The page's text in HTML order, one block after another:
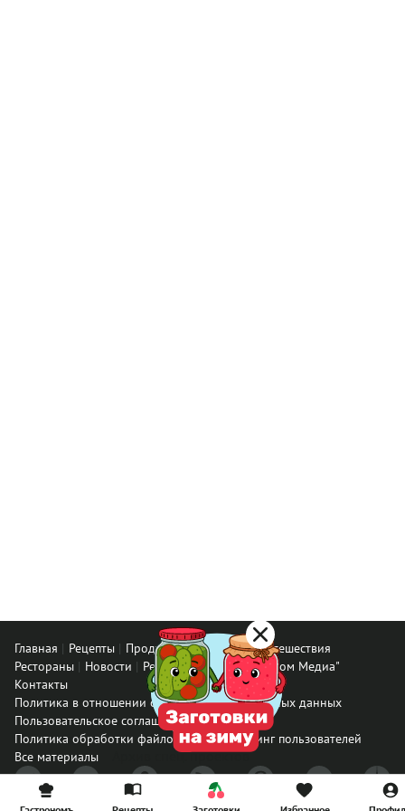
Главная Рецепты Продукты Здоровье
Путешествия
Рестораны
Новости
Реклама в ООО "Гастроном Медиа"
Контакты
Политика в отношении обработки персональных данных
Пользовательское соглашение
Политика обработки файлов cookie
Рейтинг пользователей
Все материалы
Архив спец. проектов
© ООО «Гастроном Медиа», 2008 – 2026.